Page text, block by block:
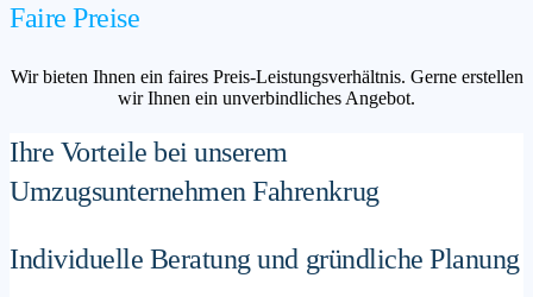
Faire Preise
Wir bieten Ihnen ein faires Preis-Leistungsverhältnis. Gerne erstellen
wir Ihnen ein unverbindliches Angebot.
Ihre Vorteile bei unserem
Umzugsunternehmen Fahrenkrug
Individuelle Beratung und gründliche Planung